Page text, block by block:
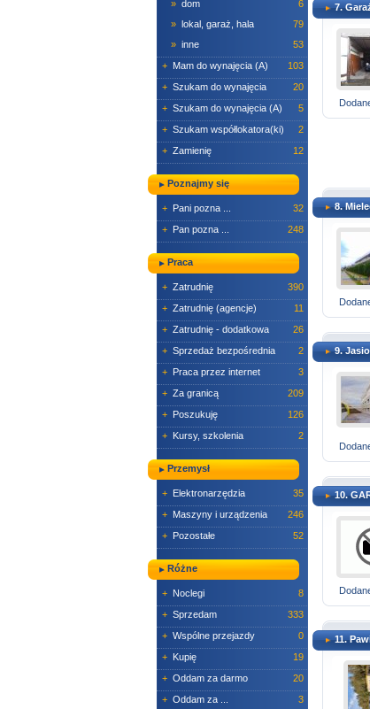
» dom
6
» lokal, garaż, hala
79
» inne
53
+ Mam do wynajęcia (A)
103
+ Szukam do wynajęcia
20
+ Szukam do wynajęcia (A)
5
+ Szukam współlokatora(ki)
2
+ Zamienię 12
Poznajmy się
+ Pani pozna ...
32
+ Pan pozna ... 248
Praca
+ Zatrudnię
390
+ Zatrudnię (agencje)
11
+ Zatrudnię - dodatkowa
26
+ Sprzedaż bezpośrednia
2
+ Praca przez internet
3
+ Za granicą
209
+ Poszukuję
126
+ Kursy, szkolenia 2
Przemysł
+ Elektronarzędzia
35
+ Maszyny i urządzenia
246
+ Pozostałe 52
Różne
+ Noclegi
8
+ Sprzedam
333
+ Wspólne przejazdy
0
+ Kupię
19
+ Oddam za darmo
20
+ Oddam za ...
3
7.
8.
9.
10.
11.